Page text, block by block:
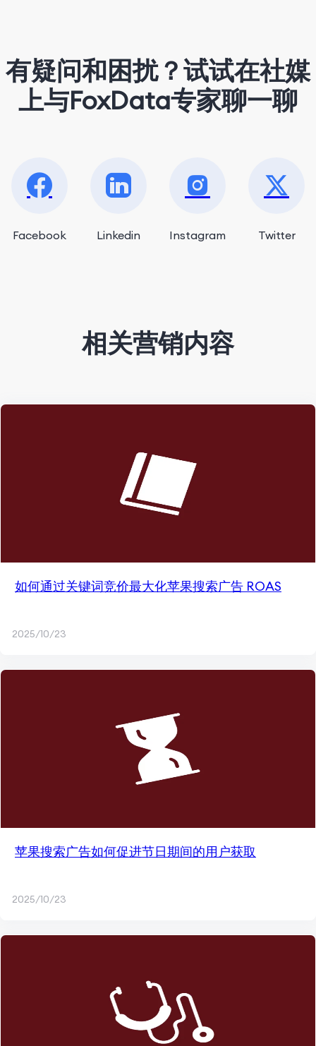
有疑问和困扰？试试在社媒
上与FoxData专家聊一聊
Facebook Linkedin Instagram Twitter
相关营销内容
如何通过关键词竞价最大化苹果搜索广告 ROAS
2025/10/23
苹果搜索广告如何促进节日期间的用户获取
2025/10/23